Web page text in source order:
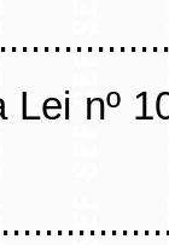
Lei nº